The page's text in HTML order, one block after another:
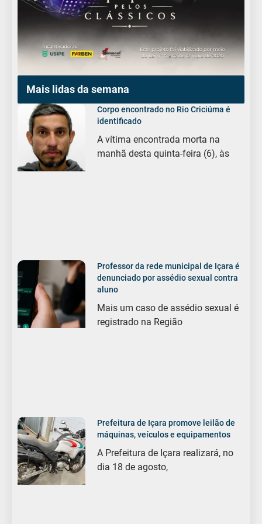
Mais lidas da semana
Corpo encontrado no Rio Criciúma é
identificado
A vítima encontrada morta na
manhã desta quinta-feira (6), às
Professor da rede municipal de Içara é
denunciado por assédio sexual contra
aluno
Mais um caso de assédio sexual é
registrado na Região
Prefeitura de Içara promove leilão de
máquinas, veículos e equipamentos
A Prefeitura de Içara realizará, no
dia 18 de agosto,